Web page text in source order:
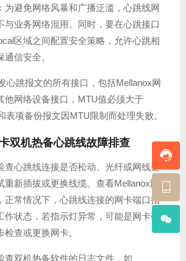
：为避免网络风暴和广播泛滥，心跳线网
与业务网络混用。同时，要在心跳接口
区域之间配置安全策略，允许心跳相
信安全。
心跳报文的所有接口，包括Mellanox网
他网络设备接口，MTU值必须大于
表项备份报文因MTU限制而处理失败。
双机热备心跳线故障排查
查心跳线连接是否松动、光纤或网线是
新插拔或更换线缆。查看Mellanox网
正常情况下，心跳线连接的网卡端口指
作状态，若指示灯异常，可能是网卡硬
查或更换网卡。
查双机热备软件的日志文件，如